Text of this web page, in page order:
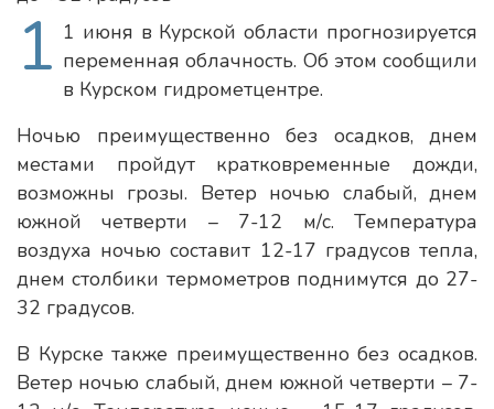
1 1 июня в Курской области прогнозируется
переменная облачность. Об этом сообщили
в Курском гидрометцентре.
Ночью преимущественно без осадков, днем
местами пройдут кратковременные дожди,
возможны грозы. Ветер ночью слабый, днем
южной четверти – 7-12 м/с. Температура
воздуха ночью составит 12-17 градусов тепла,
днем столбики термометров поднимутся до 27-
32 градусов.
В Курске также преимущественно без осадков.
Ветер ночью слабый, днем южной четверти – 7-